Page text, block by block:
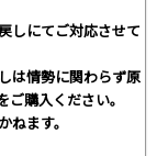
しにてご対応させて
は情勢に関わらず原
購入ください。
ます。